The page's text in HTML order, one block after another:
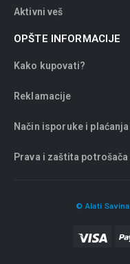
Aktivni veš
OPŠTE INFORMACIJE
Kako kupovati?
Reklamacije
Način isporuke i plaćanja
Prava i zaštita potrošača
© Alati